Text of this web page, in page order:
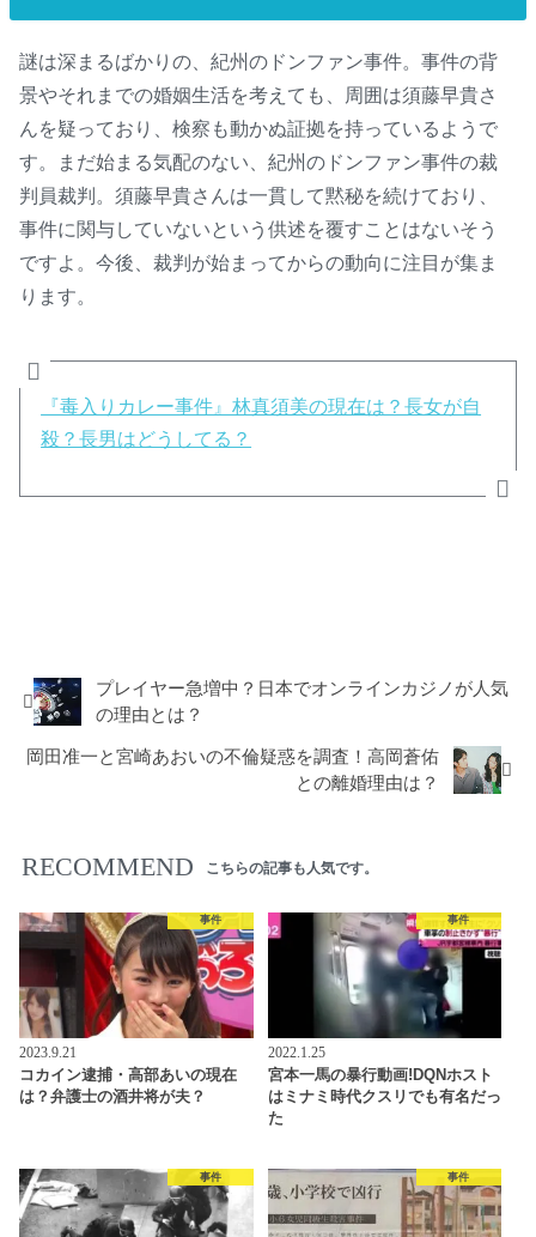
謎は深まるばかりの、紀州のドンファン事件。事件の背
景やそれまでの婚姻生活を考えても、周囲は須藤早貴さ
んを疑っており、検察も動かぬ証拠を持っているようで
す。まだ始まる気配のない、紀州のドンファン事件の裁
判員裁判。須藤早貴さんは一貫して黙秘を続けており、
事件に関与していないという供述を覆すことはないそう
ですよ。今後、裁判が始まってからの動向に注目が集ま
ります。
『毒入りカレー事件』林真須美の現在は？長女が自
殺？長男はどうしてる？
プレイヤー急増中？日本でオンラインカジノが人気
の理由とは？
岡田准一と宮崎あおいの不倫疑惑を調査！高岡蒼佑
との離婚理由は？
RECOMMEND こちらの記事も人気です。
事件
2023.9.21
コカイン逮捕・高部あいの現在
は？弁護士の酒井将が夫？
事件
2022.1.25
宮本一馬の暴行動画!DQNホスト
はミナミ時代クスリでも有名だっ
た
事件 事件